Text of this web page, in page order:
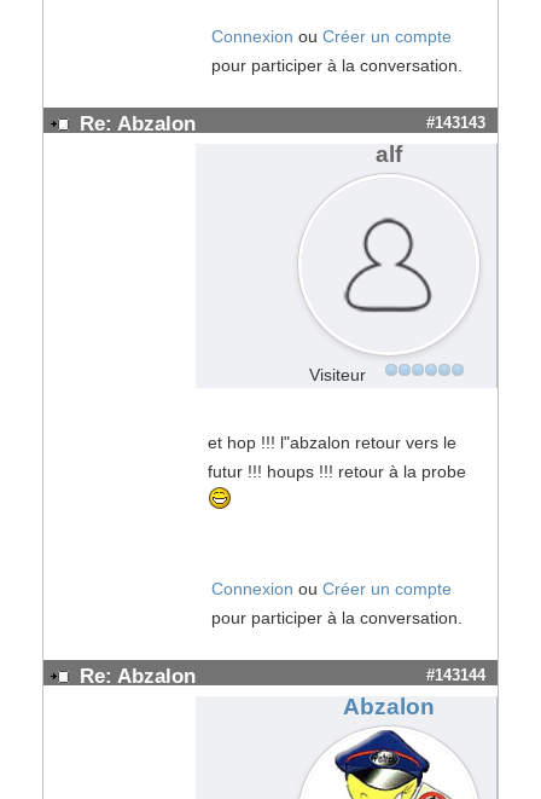
Connexion ou Créer un compte
pour participer à la conversation.
Re: Abzalon #143143
alf
Visiteur
et hop !!! l"abzalon retour vers le
futur !!! houps !!! retour à la probe
Connexion ou Créer un compte
pour participer à la conversation.
Re: Abzalon #143144
Abzalon